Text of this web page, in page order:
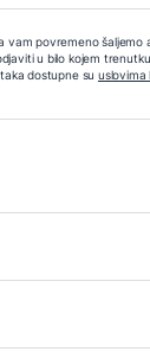
vam povremeno šaljemo
u bilo kojem
dostupne su uslovima